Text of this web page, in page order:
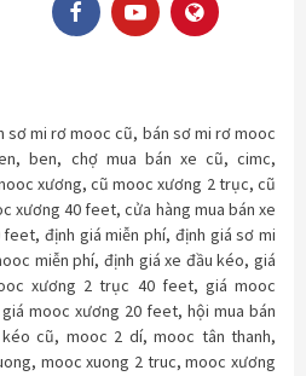
sơ mi rơ mooc cũ, bán sơ mi rơ mooc
,ben, chợ mua bán xe cũ,cimc,
xương,cũ mooc xương 2 trục,cũ
xương 40 feet,cửa hàng mua bán xe
feet,định giá miễn phí, định giá sơ mi
miễn phí,định giá xe đầu kéo,giá
xương 2 trục 40 feet, giá mooc
giá mooc xương 20 feet, hội mua bán
cũ, mooc 2 dí,mooc tân thanh,
, mooc xuong 2 truc,mooc xương